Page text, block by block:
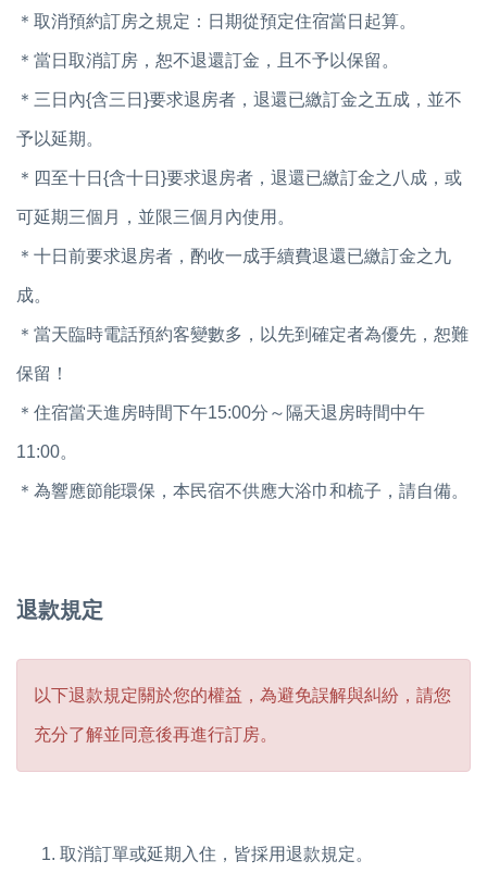
＊取消預約訂房之規定：日期從預定住宿當日起算。
＊當日取消訂房，恕不退還訂金，且不予以保留。
＊三日內{含三日}要求退房者，退還已繳訂金之五成，並不
予以延期。
＊四至十日{含十日}要求退房者，退還已繳訂金之八成，或
可延期三個月，並限三個月內使用。
＊十日前要求退房者，酌收一成手續費退還已繳訂金之九
成。
＊當天臨時電話預約客變數多，以先到確定者為優先，恕難
保留！
＊住宿當天進房時間下午15:00分～隔天退房時間中午
11:00。
＊為響應節能環保，本民宿不供應大浴巾和梳子，請自備。
退款規定
以下退款規定關於您的權益，為避免誤解與糾紛，請您
充分了解並同意後再進行訂房。
取消訂單或延期入住，皆採用退款規定。